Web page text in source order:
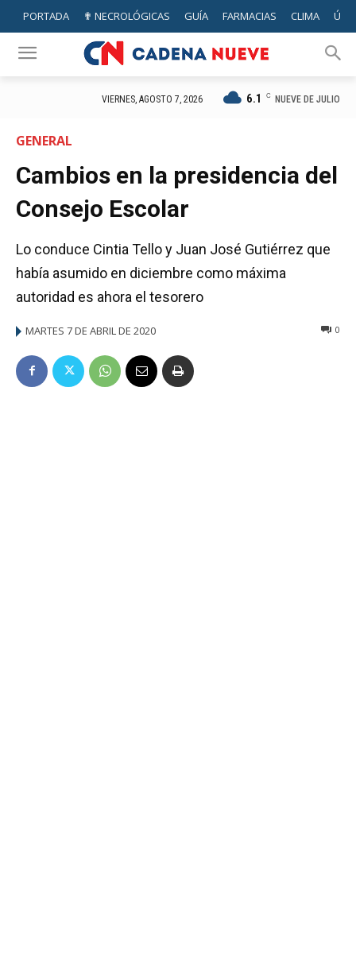
PORTADA ✟ NECROLÓGICAS GUÍA FARMACIAS CLIMA
VIERNES, AGOSTO 7, 2026 6.1 C NUEVE DE JULIO
GENERAL
Cambios en la presidencia del
Consejo Escolar
Lo conduce Cintia Tello y Juan José Gutiérrez que
había asumido en diciembre como máxima
autoridad es ahora el tesorero
MARTES 7 DE ABRIL DE 2020 0